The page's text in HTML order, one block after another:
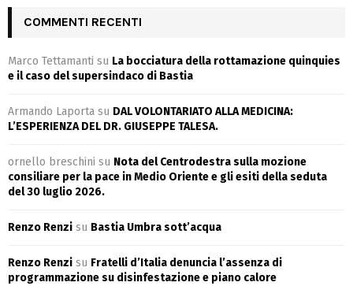
COMMENTI RECENTI
Marco Tettamanti su La bocciatura della rottamazione quinquies
e il caso del supersindaco di Bastia
Armando Laporta su DAL VOLONTARIATO ALLA MEDICINA:
L’ESPERIENZA DEL DR. GIUSEPPE TALESA.
ornello breschini su Nota del Centrodestra sulla mozione
consiliare per la pace in Medio Oriente e gli esiti della seduta
del 30 luglio 2026.
Renzo Renzi su Bastia Umbra sott’acqua
Renzo Renzi su Fratelli d’Italia denuncia l’assenza di
programmazione su disinfestazione e piano calore